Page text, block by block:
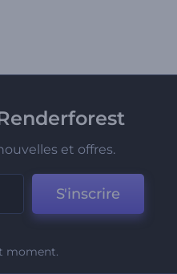
et offres.
S'inscrire
moment.